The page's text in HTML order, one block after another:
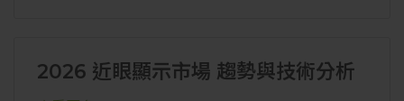
2026 近眼顯示市場 趨勢與技術分析